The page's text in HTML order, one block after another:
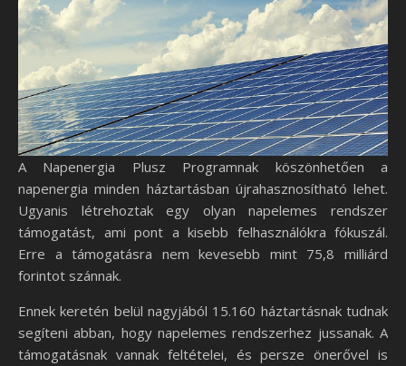
A Napenergia Plusz Programnak köszönhetően a
napenergia minden háztartásban újrahasznosítható lehet.
Ugyanis létrehoztak egy olyan napelemes rendszer
támogatást, ami pont a kisebb felhasználókra fókuszál.
Erre a támogatásra nem kevesebb mint 75,8 milliárd
forintot szánnak.
Ennek keretén belül nagyjából 15.160 háztartásnak tudnak
segíteni abban, hogy napelemes rendszerhez jussanak. A
támogatásnak vannak feltételei, és persze önerővel is